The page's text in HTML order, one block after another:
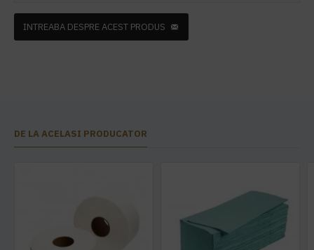
INTREABA DESPRE ACEST PRODUS
DE LA ACELASI PRODUCATOR